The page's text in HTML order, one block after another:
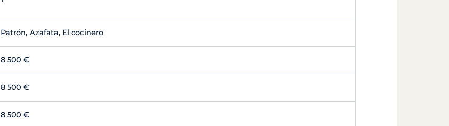
Patrón, Azafata, El cocinero
8 500 €
8 500 €
8 500 €